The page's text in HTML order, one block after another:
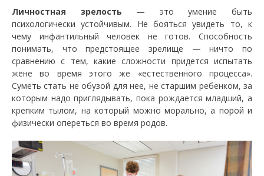
Личностная зрелость — это умение быть
психологически устойчивым. Не бояться увидеть то, к
чему инфантильный человек не готов. Способность
понимать, что предстоящее зрелище — ничто по
сравнению с тем, какие сложности придется испытать
жене во время этого же «естественного процесса».
Суметь стать не обузой для нее, не старшим ребенком, за
которым надо приглядывать, пока рождается младший, а
крепким тылом, на который можно морально, а порой и
физически опереться во время родов.